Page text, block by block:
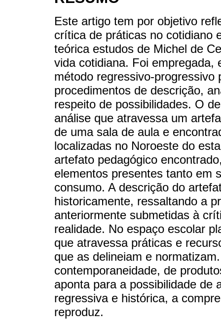
Este artigo tem por objetivo
crítica de práticas no cotidiano
teórica estudos de Michel de
vida cotidiana. Foi empregada,
método regressivo-
procedimentos de descrição,
respeito de possibilidades. O
análise que atravessa um
de uma sala de aula e
localizadas no Noroeste do
artefato pedagógico
elementos presentes tanto em
consumo. A descrição do
historicamente, ressaltando a
anteriormente submetidas à
realidade. No espaço escolar
que atravessa práticas e
que as delineiam e
contemporaneidade, de
aponta para a possibilidade de
regressiva e histórica, a
reproduz.